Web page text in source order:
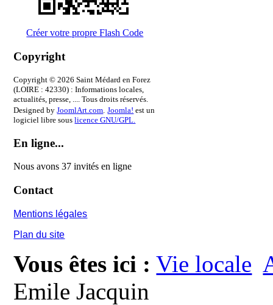
Créer votre propre Flash Code
Copyright
Copyright © 2026 Saint Médard en Forez
(LOIRE : 42330) : Informations locales,
actualités, presse, .... Tous droits réservés.
Designed byJoomlArt.com Joomla! est un
logiciel libre souslicence GNU/GPL.
En ligne...
Nous avons 37 invités en ligne
Contact
Mentions légales
Plan du site
Vous êtes ici : Vie locale
Emile Jacquin